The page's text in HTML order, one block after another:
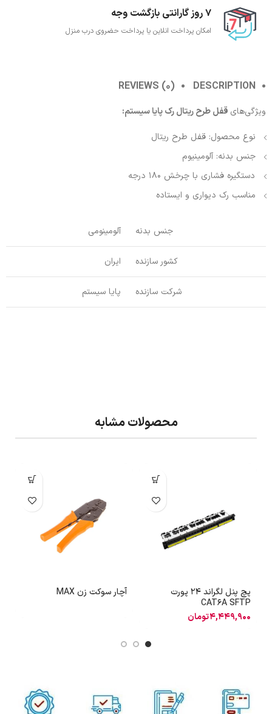
7 روز گارانتی بازگشت وجه
امکان پرداخت انلاین یا پرداخت حضروی درب منزل
DESCRIPTION
REVIEWS (0)
ویژگی‌های قفل طرح ریتال رک پایا سیستم:
نوع محصول: قفل طرح ریتال
جنس بدنه: آلومینیوم
دستگیره فشاری با چرخش 180 درجه
مناسب رک دیواری و ایستاده
جنس بدنه آلومینومی
کشور سازنده ایران
شرکت سازنده پایا سیستم
محصولات مشابه
پچ پنل لگراند 24 پورت
CAT6A SFTP
4,449,900تومان
آچار سوکت زن MAX